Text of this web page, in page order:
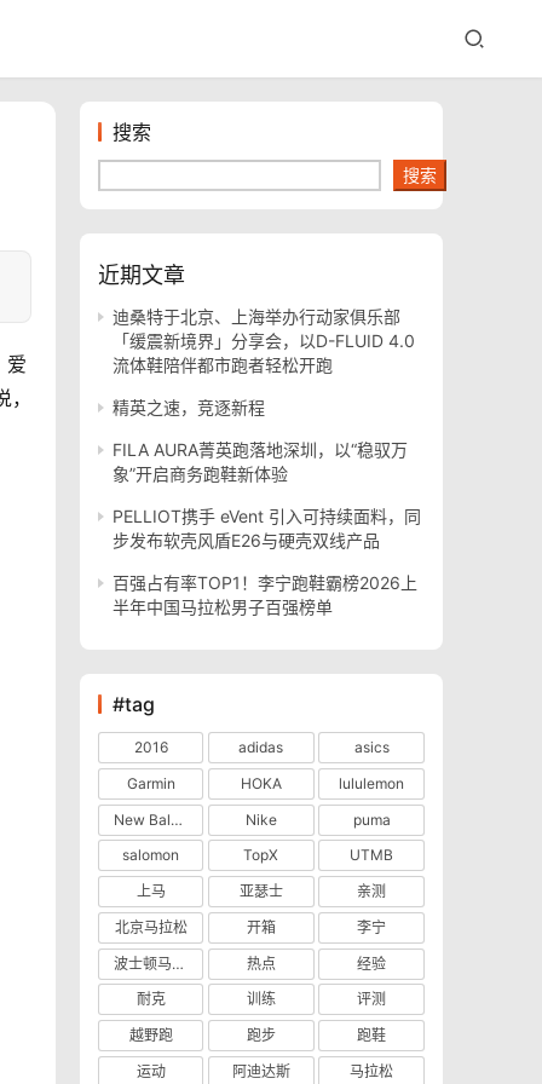
爱
搜索
搜索
近期文章
迪桑特于北京、上海举办行动家俱乐部
「缓震新境界」分享会，以D-FLUID 4.0
流体鞋陪伴都市跑者轻松开跑
精英之速，竞逐新程
FILA AURA菁英跑落地深圳，以“稳驭万
象”开启商务跑鞋新体验
PELLIOT携手 eVent 引入可持续面料，同
步发布软壳风盾E26与硬壳双线产品
百强占有率TOP1！李宁跑鞋霸榜2026上
半年中国马拉松男子百强榜单
#tag
2016 adidas
asics
Garmin
HOKA
lululemon
New Balance
Nike
puma
salomon
TopX
UTMB
上马
亚瑟士
亲测
北京马拉松
开箱
李宁
波士顿马拉松
热点
经验
耐克
训练
评测
越野跑
跑步
跑鞋
运动
阿迪达斯 马拉松